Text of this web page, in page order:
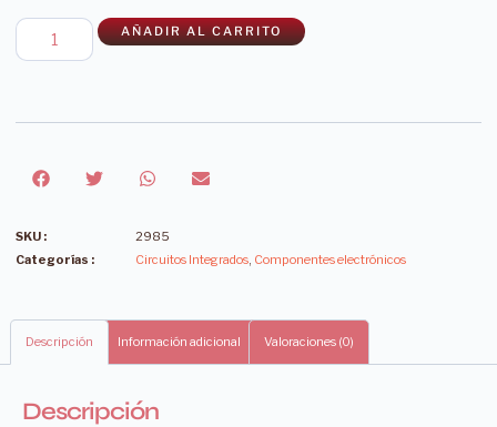
AÑADIR AL CARRITO
SKU :
2985
Categorías :
Circuitos Integrados, Componentes electrónicos
Descripción Información adicional Valoraciones (0)
Descripción